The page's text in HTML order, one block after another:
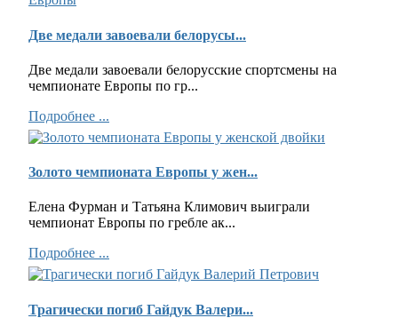
Две медали завоевали белорусы...
Две медали завоевали белорусские спортсмены на
чемпионате Европы по гр...
Подробнее ...
Золото чемпионата Европы у жен...
Елена Фурман и Татьяна Климович выиграли
чемпионат Европы по гребле ак...
Подробнее ...
Трагически погиб Гайдук Валери...